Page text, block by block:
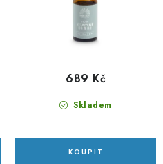
Skladem
689 Kč